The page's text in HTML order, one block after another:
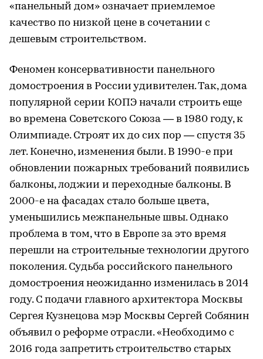
«панельный дом» означает приемлемое
качество по низкой цене в сочетании с
дешевым строительством.
Феномен консервативности панельного
домостроения в России удивителен. Так, дома
популярной серии КОПЭ начали строить еще
во времена Советского Союза — в 1980 году, к
Олимпиаде. Строят их до сих пор — спустя 35
лет. Конечно, изменения были. В 1990-е при
обновлении пожарных требований появились
балконы, лоджии и переходные балконы. В
2000-е на фасадах стало больше цвета,
уменьшились межпанельные швы. Однако
проблема в том, что в Европе за это время
перешли на строительные технологии другого
поколения. Судьба российского панельного
домостроения неожиданно изменилась в 2014
году. C подачи главного архитектора Москвы
Сергея Кузнецова мэр Москвы Сергей Собянин
объявил о реформе отрасли. «Необходимо с
2016 года запретить строительство старых